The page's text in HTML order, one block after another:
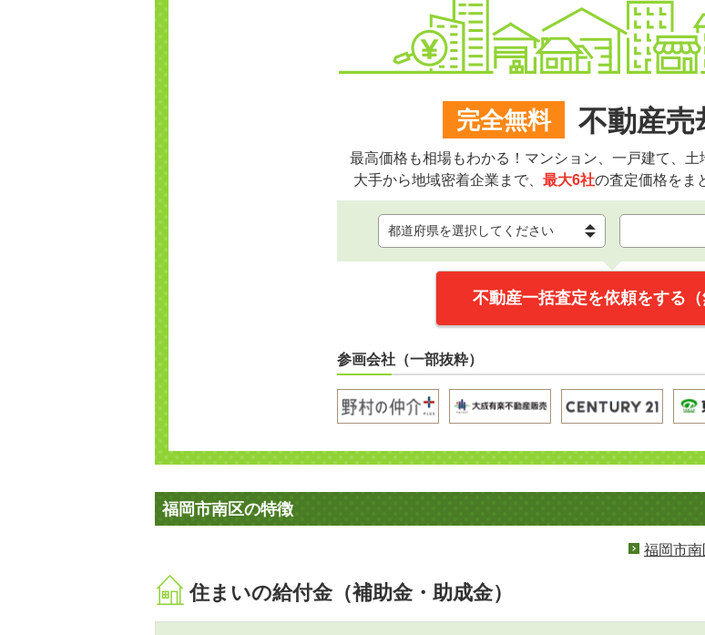
完全無料 不動産売
最高価格も相場もわかる！マンション、一戸建て、土
大手から地域密着企業まで、 最大6社の査定価格をま
不動産一括査定を依頼をする（
参画会社（一部抜粋）
福岡市南区の特徴
福岡市
住まいの給付金（補助金・助成金）